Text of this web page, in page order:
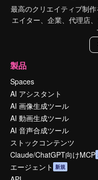
最高のクリエイティブ制
エイター、企業、代理店
製品
Spaces
AI アシスタント
AI 画像生成ツール
AI 動画生成ツール
AI 音声合成ツール
ストックコンテンツ
Claude/ChatGPT向けMCP
エージェント 新規